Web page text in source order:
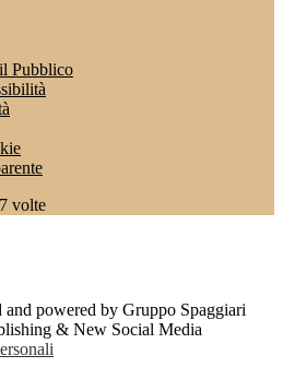
Pubblico
volte
powered by Gruppo Spaggiari
& New Social Media